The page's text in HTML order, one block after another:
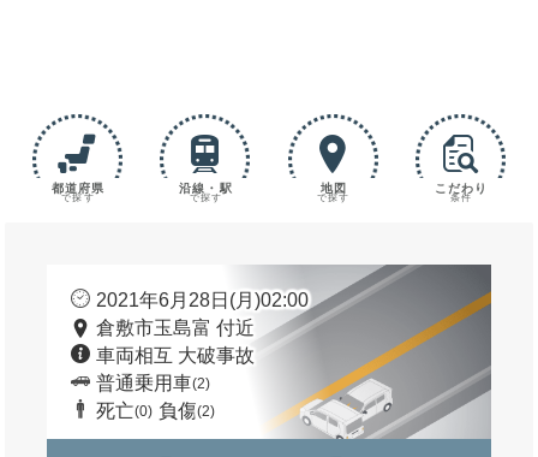
都道府県
で探す
沿線・駅
で探す
地図
で探す
こだわり
条件
2021年6月28日(月)02:00
倉敷市玉島富 付近
車両相互 大破事故
普通乗用車(2)
死亡(0) 負傷(2)